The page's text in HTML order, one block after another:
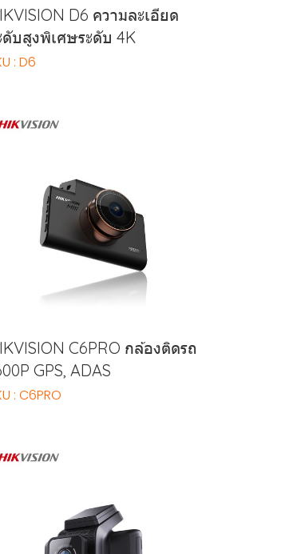
D6 ความละเอียด
ดับสูงพิเศษระดับ 4K
: D6
C6PRO กล้องติดรถ
GPS, ADAS
: C6PRO